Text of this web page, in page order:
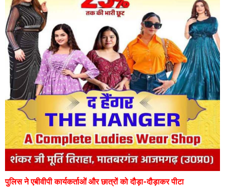
पुलिस ने एबीवीपी कार्यकर्ताओं और छात्रों को दौड़ा-दौड़ाकर पीटा